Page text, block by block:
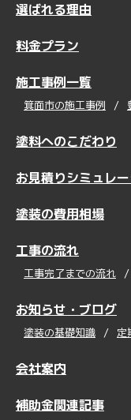
選ばれる理由
料金プラン
施工事例一覧
箕面市の施工事例
塗料へのこだわり
お見積りシミュレ
塗装の費用相場
工事の流れ
工事完了までの流れ
お知らせ・ブログ
塗装の基礎知識 定
会社案内
補助金関連記事